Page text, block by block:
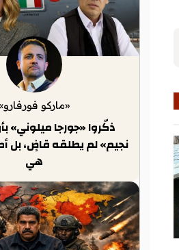
«ماركو
ذكّروا «جورجا ميلوني»
نجيم» لم يطلقه قاضٍ، بل
هي